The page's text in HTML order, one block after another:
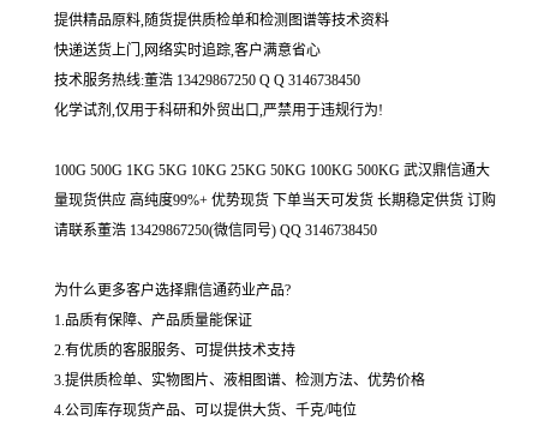
提供精品原料,随货提供质检单和检测图谱等技术资料
快递送货上门,网络实时追踪,客户满意省心
技术服务热线:董浩 13429867250 Q Q 3146738450
化学试剂,仅用于科研和外贸出口,严禁用于违规行为!
100G 500G 1KG 5KG 10KG 25KG 50KG 100KG 500KG 武汉鼎信通大
量现货供应 高纯度99%+ 优势现货 下单当天可发货 长期稳定供货 订购
请联系董浩 13429867250(微信同号) QQ 3146738450
为什么更多客户选择鼎信通药业产品?
1.品质有保障、产品质量能保证
2.有优质的客服服务、可提供技术支持
3.提供质检单、实物图片、液相图谱、检测方法、优势价格
4.公司库存现货产品、可以提供大货、千克/吨位